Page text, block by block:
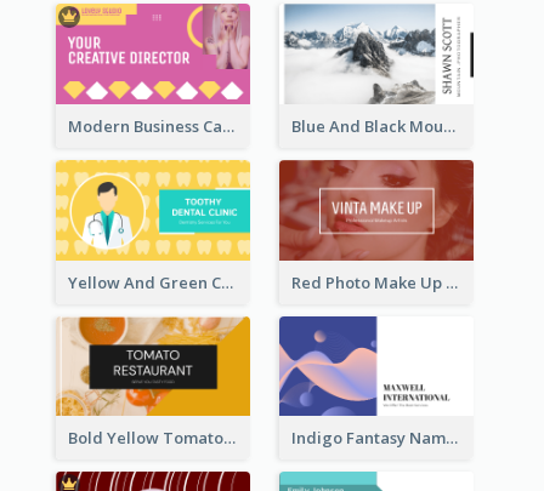
Modern Business Card Design Template For Pink Lovers Blue And Black Mountain Photographer Business Card
Yellow And Green Cartoon Dental Clinic Business Card Red Photo Make Up Artist Business Card
Bold Yellow Tomato Restaurant Business Card Indigo Fantasy Name card Design For Creatives